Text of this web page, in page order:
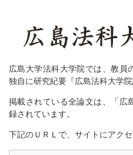
広島大学法科大学院では、教員
独自に研究紀要『広島法科大学
掲載されている全論文は、「広
録されています。
下記のＵＲＬで、サイトにアク